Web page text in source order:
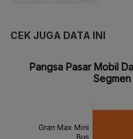
CEK JUGA DATA INI